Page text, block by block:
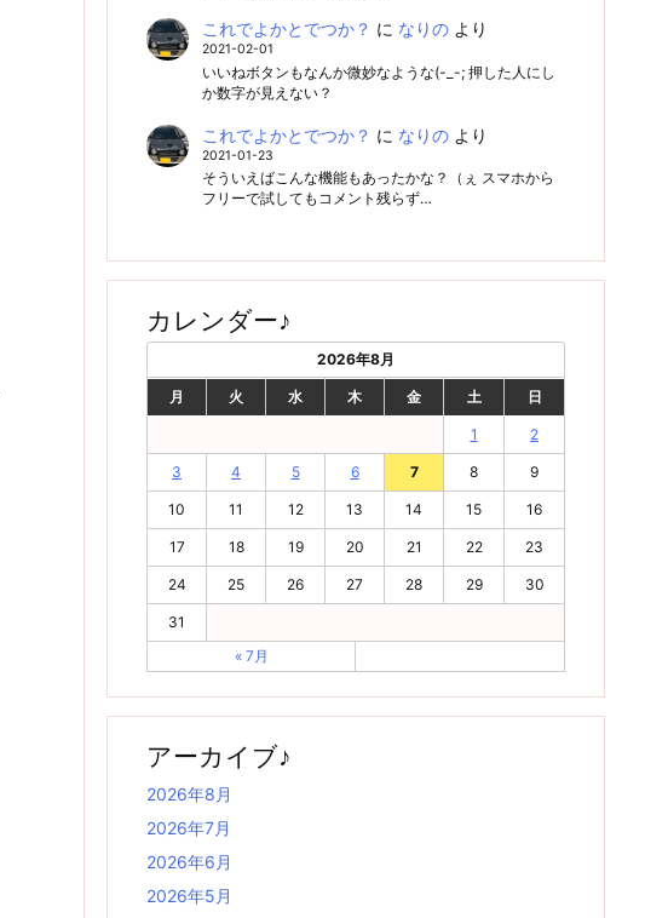
これでよかとでつか？ に なりのより
2021-02-01
いいねボタンもなんか微妙なような(-_-; 押した人にし
か数字が見えない？
これでよかとでつか？ に なりのより
2021-01-23
そういえばこんな機能もあったかな？（ぇ スマホから
フリーで試してもコメント残らず…
カレンダー♪
2026年8月
月 火 水 木 金 土 日
1 2
3 4 5 6 7 8 9
10 11 12 13 14 15 16
17 18 19 20 21 22 23
24 25 26 27 28 29 30
31
« 7月
アーカイブ♪
2026年8月
2026年7月
2026年6月
2026年5月